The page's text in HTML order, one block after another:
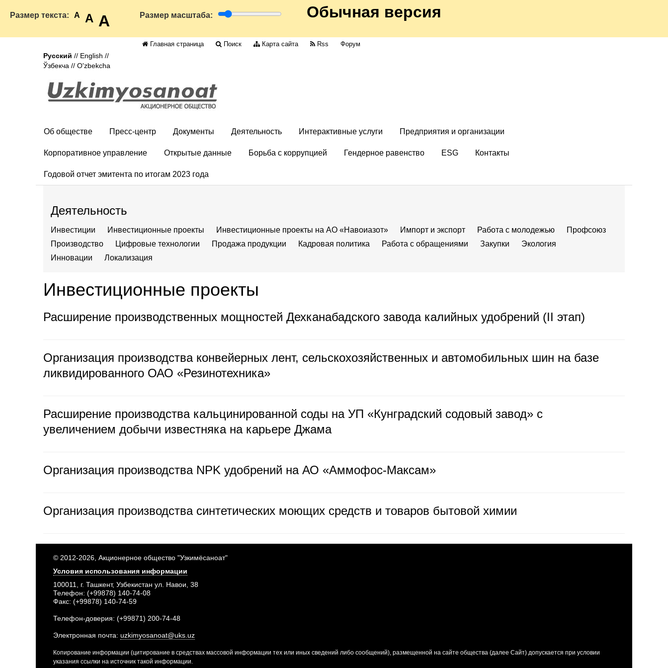
Размер текста: A A A Размер масштаба: Обычная версия
Главная страница Поиск Карта сайта Rss
Форум
Русский // English //
Ўзбекча // O'zbekcha
Об обществе Пресс-центр Документы Деятельность Интерактивные услуги Предприятия и организации
Корпоративное управление Открытые данные Борьба с коррупцией Гендерное равенство ESG Контакты
Годовой отчет эмитента по итогам 2023 года
Деятельность
Инвестиции Инвестиционные проекты Инвестиционные проекты на АО «Навоиазот» Импорт и экспорт Работа с молодежью
Профсоюз
Производство
Цифровые технологии Продажа продукции Кадровая политика Работа с обращениями Закупки
Экология
Инновации
Локализация
Инвестиционные проекты
Расширение производственных мощностей Дехканабадского завода калийных удобрений (II этап)
Организация производства конвейерных лент, сельскохозяйственных и автомобильных шин на базе
ликвидированного ОАО «Резинотехника»
Расширение производства кальцинированной соды на УП «Кунградский содовый завод» с
увеличением добычи известняка на карьере Джама
Организация производства NPK удобрений на АО «Аммофос-Максам»
Организация производства синтетических моющих средств и товаров бытовой химии
© 2012-2026, Акционерное общество "Узкимёсаноат"
Условия использования информации
100011, г. Ташкент, Узбекистан ул. Навои, 38
Телефон: (+99878) 140-74-08
Факс: (+99878) 140-74-59
Телефон-доверия: (+99871) 200-74-48
Электронная почта: uzkimyosanoat@uks.uz
Копирование информации (цитирование в средствах массовой информации тех или иных сведений либо сообщений), размещенной на сайте общества (далее Сайт) допускается при условии
указания ссылки на источник такой информации.